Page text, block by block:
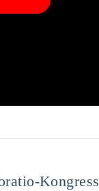
Kongress